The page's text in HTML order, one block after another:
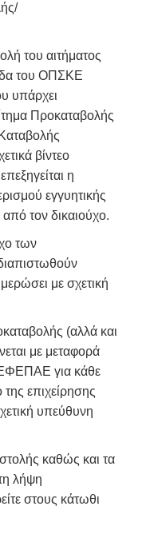
του αιτήματος
του ΟΠΣΚΕ
υπάρχει
Προκαταβολής
βίντεο
η
εγγυητικής
τον δικαιούχο.
των
με σχετική
(αλλά και
με μεταφορά
για κάθε
επιχείρησης
υπεύθυνη
καθώς και τα
λήψη
στους κάτωθι